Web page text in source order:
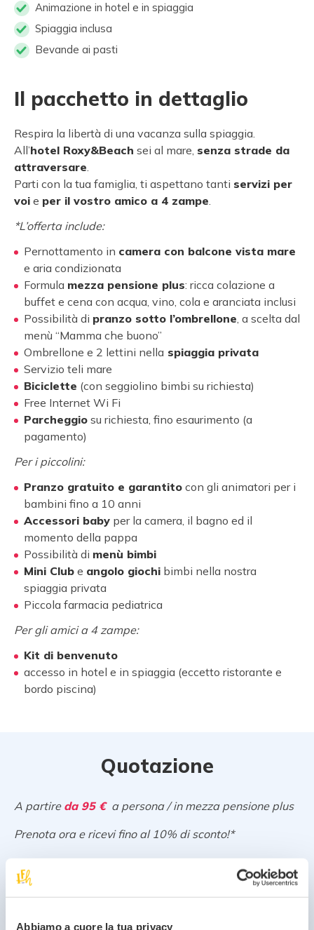
Abbiamo a cuore la tua privacy
Animazione in hotel e in spiaggia
Spiaggia inclusa
Bevande ai pasti
Il pacchetto in dettaglio
Respira la libertà di una vacanza sulla spiaggia.
All’hotel Roxy&Beach sei al mare, senza strade da
attraversare.
Parti con la tua famiglia, ti aspettano tanti servizi per
voi e per il vostro amico a 4 zampe.
*L’offerta include:
Pernottamento in camera con balcone vista mare
e aria condizionata
Formula mezza pensione plus: ricca colazione a
buffet e cena con acqua, vino, cola e aranciata inclusi
Possibilità di pranzo sotto l’ombrellone, a scelta dal
menù “Mamma che buono”
Ombrellone e 2 lettini nella spiaggia privata
Servizio teli mare
Biciclette (con seggiolino bimbi su richiesta)
Free Internet Wi Fi
Parcheggio su richiesta, fino esaurimento (a
pagamento)
Per i piccolini:
Pranzo gratuito e garantito con gli animatori per i
bambini fino a 10 anni
Accessori baby per la camera, il bagno ed il
momento della pappa
Possibilità di menù bimbi
Mini Club e angolo giochi bimbi nella nostra
spiaggia privata
Piccola farmacia pediatrica
Per gli amici a 4 zampe:
Kit di benvenuto
accesso in hotel e in spiaggia (eccetto ristorante e
bordo piscina)
Quotazione
A partire da 95 €a persona / in mezza pensione plus
Prenota ora e ricevi fino al 10% di sconto!*
*Solo per un numero limitato di camere, prenota subito